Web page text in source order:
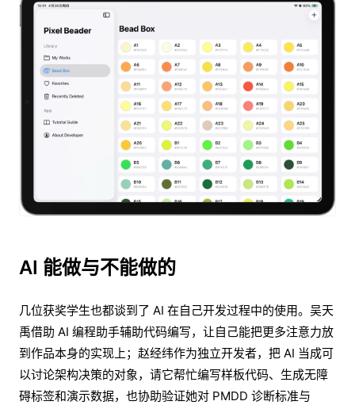
AI 能做与不能做的
几位获奖学生也都谈到了 AI 在自己开发过程中的使用。吴天
禹借助 AI 编程助手辅助代码编写，让自己能把更多注意力放
到作品本身的实现上；赵经纬作为独立开发者，把 AI 当成可
以讨论架构决策的对象，请它帮忙编写样板代码、生成无障
碍标签和演示数据，也协助验证她对 PMDD 诊断标准与